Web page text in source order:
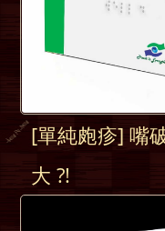
[單純皰疹] 嘴
大 ?!